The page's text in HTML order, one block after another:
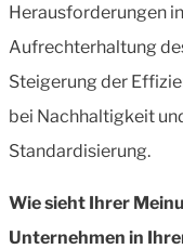
Herausforderungen
Aufrechterhaltung
Steigerung der
bei Nachhaltigkeit
Standardisierung.
Wie sieht Ihrer
Unternehmen in